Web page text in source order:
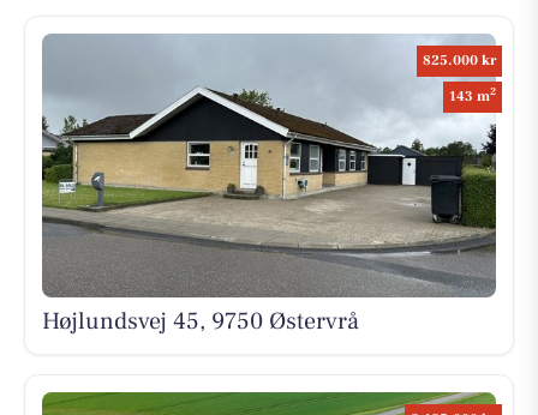
825.000 kr
143 m2
Højlundsvej 45, 9750 Østervrå